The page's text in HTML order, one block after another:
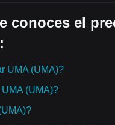
conoces el
UMA (UMA)?
(UMA)?